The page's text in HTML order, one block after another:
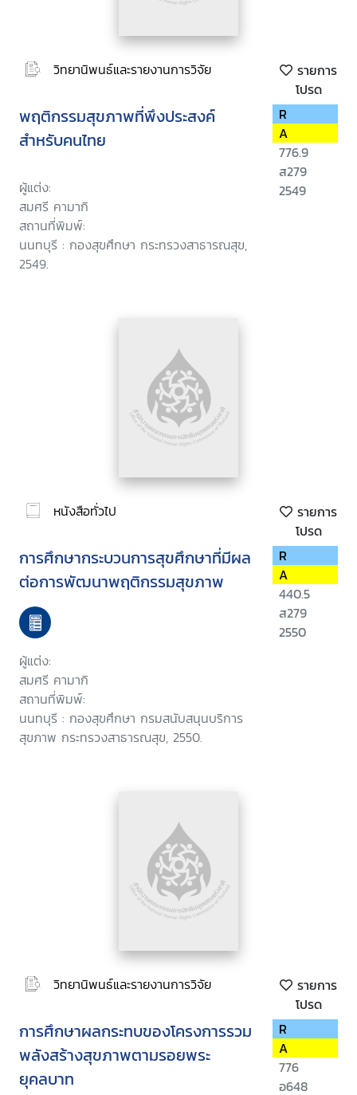
วิทยานิพนธ์และรายงานการวิจัย
รายการ
โปรด
พฤติกรรมสุขภาพที่พึงประสงค์
สำหรับคนไทย
ผู้แต่ง:
สมศรี คามากิ
สถานที่พิมพ์:
นนทบุรี : กองสุขศึกษา กระทรวงสาธารณสุข,
2549.
R
A
776.9
ส279
2549
หนังสือทั่วไป
รายการ
โปรด
การศึกษากระบวนการสุขศึกษาที่มีผล
ต่อการพัฒนาพฤติกรรมสุขภาพ
ผู้แต่ง:
สมศรี คามากิ
สถานที่พิมพ์:
นนทบุรี : กองสุขศึกษา กรมสนับสนุนบริการ
สุขภาพ กระทรวงสาธารณสุข, 2550.
R
A
440.5
ส279
2550
วิทยานิพนธ์และรายงานการวิจัย
รายการ
โปรด
การศึกษาผลกระทบของโครงการรวม
พลังสร้างสุขภาพตามรอยพระ
ยุคลบาท
R
A
776
อ648